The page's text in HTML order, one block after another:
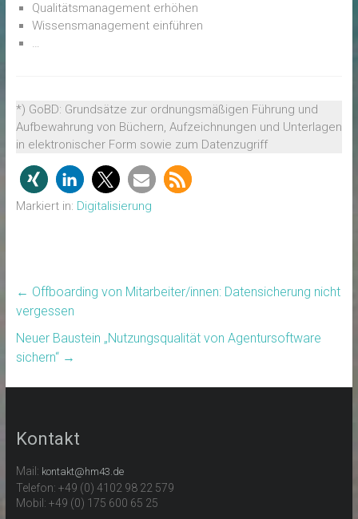
Qualitätsmanagement erhöhen
Wissensmanagement einführen
…
*) GoBD: Grundsätze zur ordnungsmäßigen Führung und
Aufbewahrung von Büchern, Aufzeichnungen und Unterlagen
in elektronischer Form sowie zum Datenzugriff
Markiert in: Digitalisierung
← Offboarding von Mitarbeiter/innen: Datensicherung nicht
vergessen
Neuer Baustein „Nutzungsqualität von Agentursoftware
sichern“ →
Kontakt
Mail: kontakt@hm43.de
Telefon: +49 (0) 4102 98 22 579
Mobil: +49 (0) 175 600 65 25